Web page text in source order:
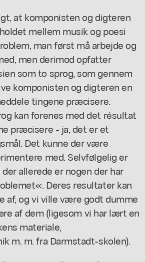
at komponisten og digteren
mellem musik og poesi
man først må arbejde og
men derimod opfatter
som to sprog, som gennem
komponisten og digteren en
tingene præcisere.
kan forenes med det résultat
præcisere - ja, det er et
Det kunne der være
med. Selvfølgelig er
allerede er nogen der har
Deres resultater kan
af, og vi ville være godt dumme
af dem (ligesom vi har lært en
materiale,
m. m. fra Darmstadt-skolen).